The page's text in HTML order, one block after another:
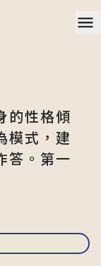
的性格傾
模式，建
答。第一